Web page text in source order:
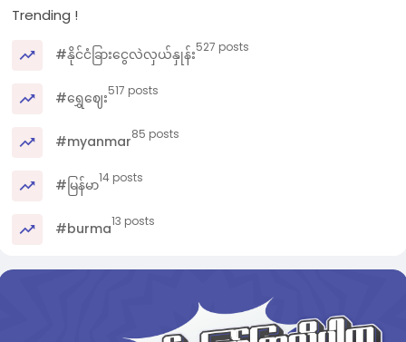
Trending !
#နိုင်ငံခြားငွေလဲလှယ်နှုန်း527 posts
#ရွှေဈေး517 posts
#myanmar85 posts
#မြန်မာ14 posts
#burma13 posts